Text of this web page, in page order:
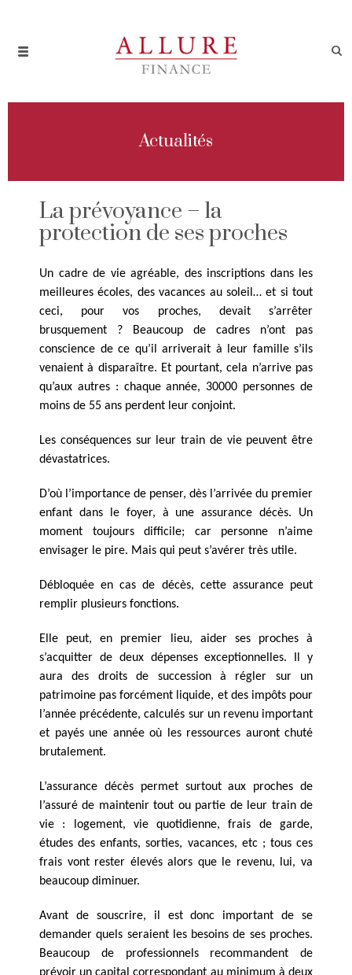
Actualités
La prévoyance – la
protection de ses proches
Un cadre de vie agréable, des inscriptions dans les
meilleures écoles, des vacances au soleil… et si tout
ceci, pour vos proches, devait s’arrêter
brusquement ? Beaucoup de cadres n’ont pas
conscience de ce qu’il arriverait à leur famille s’ils
venaient à disparaître. Et pourtant, cela n’arrive pas
qu’aux autres : chaque année, 30000 personnes de
moins de 55 ans perdent leur conjoint.
Les conséquences sur leur train de vie peuvent être
dévastatrices.
D’où l’importance de penser, dès l’arrivée du premier
enfant dans le foyer, à une assurance décès. Un
moment toujours difficile; car personne n’aime
envisager le pire. Mais qui peut s’avérer très utile.
Débloquée en cas de décès, cette assurance peut
remplir plusieurs fonctions.
Elle peut, en premier lieu, aider ses proches à
s’acquitter de deux dépenses exceptionnelles. Il y
aura des droits de succession à régler sur un
patrimoine pas forcément liquide, et des impôts pour
l’année précédente, calculés sur un revenu important
et payés une année où les ressources auront chuté
brutalement.
L’assurance décès permet surtout aux proches de
l’assuré de maintenir tout ou partie de leur train de
vie : logement, vie quotidienne, frais de garde,
études des enfants, sorties, vacances, etc ; tous ces
frais vont rester élevés alors que le revenu, lui, va
beaucoup diminuer.
Avant de souscrire, il est donc important de se
demander quels seraient les besoins de ses proches.
Beaucoup de professionnels recommandent de